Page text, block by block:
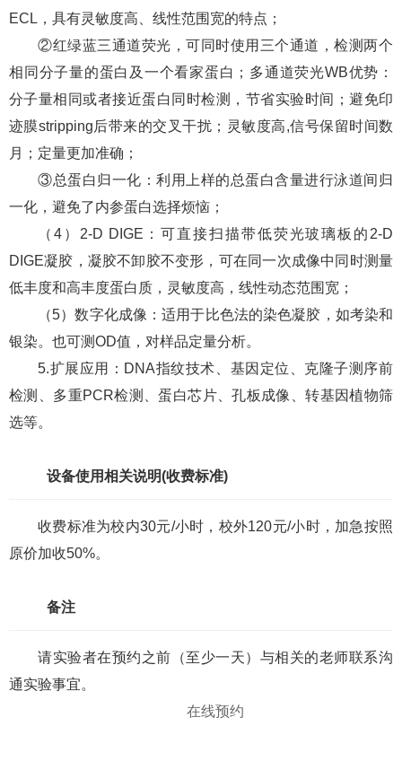
ECL，具有灵敏度高、线性范围宽的特点；
②红绿蓝三通道荧光，可同时使用三个通道，检测两个
相同分子量的蛋白及一个看家蛋白；多通道荧光WB优势：
分子量相同或者接近蛋白同时检测，节省实验时间；避免印
迹膜stripping后带来的交叉干扰；灵敏度高,信号保留时间数
月；定量更加准确；
③总蛋白归一化：利用上样的总蛋白含量进行泳道间归
一化，避免了内参蛋白选择烦恼；
（4）2-D DIGE：可直接扫描带低荧光玻璃板的2-D
DIGE凝胶，凝胶不卸胶不变形，可在同一次成像中同时测量
低丰度和高丰度蛋白质，灵敏度高，线性动态范围宽；
（5）数字化成像：适用于比色法的染色凝胶，如考染和
银染。也可测OD值，对样品定量分析。
5.扩展应用：DNA指纹技术、基因定位、克隆子测序前
检测、多重PCR检测、蛋白芯片、孔板成像、转基因植物筛
选等。
设备使用相关说明(收费标准)
收费标准为校内30元/小时，校外120元/小时，加急按照
原价加收50%。
备注
请实验者在预约之前（至少一天）与相关的老师联系沟
通实验事宜。
在线预约